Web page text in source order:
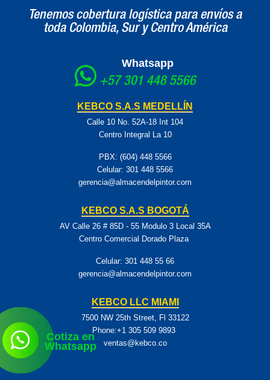
Cotiza en
Whatsapp
Tenemos cobertura logística para envíos a
toda Colombia, Sur y Centro América
Whatsapp
+57 301 448 5566
KEBCO S.A.S MEDELLÍN
Calle 10 No. 52A-18 Int 104
Centro Integral La 10
PBX: (604) 448 5566
Celular: 301 448 5566
gerencia@almacendelpintor.com
KEBCO S.A.S BOGOTÁ
AV Calle 26 # 85D - 55 Modulo 3 Local 35A
Centro Comercial Dorado Plaza
Celular: 301 448 55 66
gerencia@almacendelpintor.com
KEBCO LLC MIAMI
7500 NW 25th Street, Fl 33122
Phone:+1 305 509 9893
ventas@kebco.co